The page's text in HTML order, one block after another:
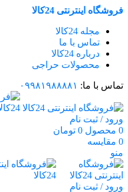
فروشگاه اینترنتی 24کالا
مجله 24کالا
تماس با ما
درباره 24کالا
محصولات حراجی
تماس با ما: ۰۹۹۸۱۹۸۸۸۸۱
ورود / ثبت نام
0 محصول 0 تومان
0 مقایسه
منو
ورود / ثبت نام